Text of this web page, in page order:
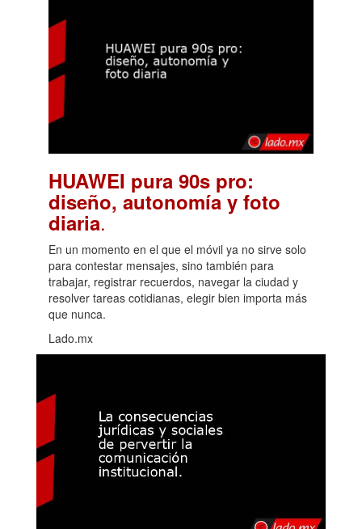
HUAWEI pura 90s pro:
diseño, autonomía y foto
diaria.
En un momento en el que el móvil ya no sirve solo
para contestar mensajes, sino también para
trabajar, registrar recuerdos, navegar la ciudad y
resolver tareas cotidianas, elegir bien importa más
que nunca.
Lado.mx